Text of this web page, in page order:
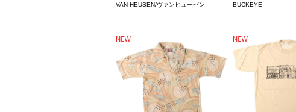
VAN HEUSEN/ヴァンヒューゼン
BUCKEYE